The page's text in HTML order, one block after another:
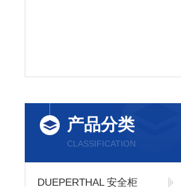
产品分类
CLASSIFICATION
DUEPERTHAL 安全柜